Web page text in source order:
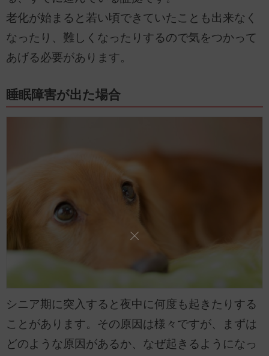
老化が始まると若い頃できていたことも出来なく
なったり、難しくなったりするので気をつかって
あげる必要があります。
睡眠障害が出た場合
シニア期に突入すると夜中に何度も起きたりする
ことがあります。その原因は様々ですが、まずは
どのような原因があるか、なぜ起きるようになっ